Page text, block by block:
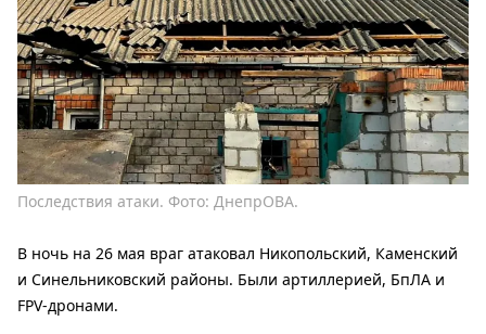
Последствия атаки. Фото: ДнепрОВА.
В ночь на 26 мая враг атаковал Никопольский, Каменский
и Синельниковский районы. Были артиллерией, БпЛА и
FPV-дронами.